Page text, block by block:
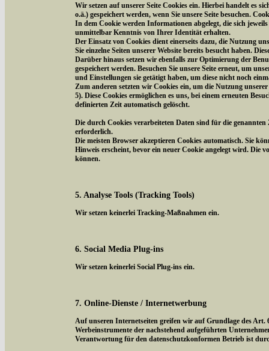
Wir setzen auf unserer Seite Cookies ein. Hierbei handelt es
o.ä.) gespeichert werden, wenn Sie unsere Seite besuchen.
In dem Cookie werden Informationen abgelegt, die sich
unmittelbar Kenntnis von Ihrer Identität erhalten.
Der Einsatz von Cookies dient einerseits dazu, die Nutzung
Sie einzelne Seiten unserer Website bereits besucht haben.
Darüber hinaus setzen wir ebenfalls zur Optimierung der
gespeichert werden. Besuchen Sie unsere Seite erneut, um
und Einstellungen sie getätigt haben, um diese nicht noch
Zum anderen setzten wir Cookies ein, um die Nutzung
5). Diese Cookies ermöglichen es uns, bei einem erneuten
definierten Zeit automatisch gelöscht.
Die durch Cookies verarbeiteten Daten sind für die
erforderlich.
Die meisten Browser akzeptieren Cookies automatisch. Sie
Hinweis erscheint, bevor ein neuer Cookie angelegt wird. Die
können.
5. Analyse Tools (Tracking Tools)
Wir setzen keinerlei Tracking-Maßnahmen ein.
6. Social Media Plug-ins
Wir setzen keinerlei Social Plug-ins ein.
7. Online-Dienste / Internetwerbung
Auf unseren Internetseiten greifen wir auf Grundlage des
Werbeinstrumente der nachstehend aufgeführten
Verantwortung für den datenschutzkonformen Betrieb ist